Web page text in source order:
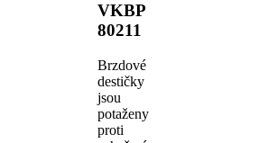
VKBP
80211
Brzdové
destičky
jsou
potaženy
proti